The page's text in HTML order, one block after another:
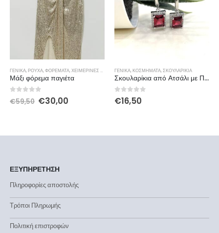
ΓΕΝΙΚΆ,ΡΟΎΧΑ,ΦΟΡΈΜΑΤΑ,ΧΕΙΜΕΡΙΝΕΣ ΠΡΟΣΦΟΡΕΣ
Μάξι φόρεμα παγιέτα
out of 5
€59,50 €30,00
ΓΕΝΙΚΆ,ΚΟΣΜΉΜΑΤΑ,ΣΚΟΥΛΑΡΊΚΙΑ
Σκουλαρίκια από Ατσάλι με Πέτρες
0out of 5
€16,50
ΕΞΥΠΗΡΕΤΗΣΗ
Πληροφορίες αποστολής
Τρόποι Πληρωμής
Πολιτική επιστροφών